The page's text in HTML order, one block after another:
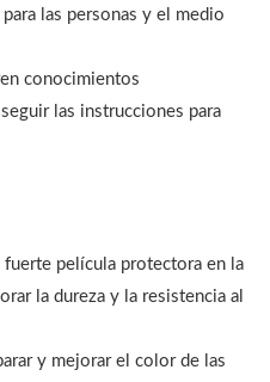
las personas y el medio
conocimientos
las instrucciones para
película protectora en la
la dureza y la resistencia al
y mejorar el color de las